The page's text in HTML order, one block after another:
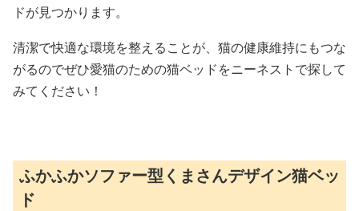
ドが見つかります。
清潔で快適な環境を整えることが、猫の健康維持にもつな
がるのでぜひ愛猫のための猫ベッドをニーネストで探して
みてください！
ふかふかソファー型くまさんデザイン猫ベッ
ド